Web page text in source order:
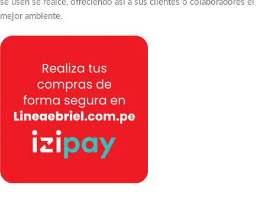
se usen se realce, ofreciendo asi a sus clientes o colaboradores el
mejor ambiente.